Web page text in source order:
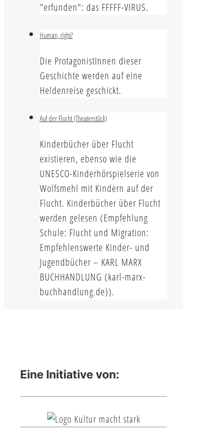
"erfunden": das FFFFF-VIRUS.
Human, right?
Die ProtagonistInnen dieser
Geschichte werden auf eine
Heldenreise geschickt.
Auf der Flucht (Theaterstück)
Kinderbücher über Flucht
existieren, ebenso wie die
UNESCO-Kinderhörspielserie von
Wolfsmehl mit Kindern auf der
Flucht. Kinderbücher über Flucht
werden gelesen (Empfehlung
Schule: Flucht und Migration:
Empfehlenswerte Kinder- und
Jugendbücher – KARL MARX
BUCHHANDLUNG (karl-marx-
buchhandlung.de)).
Eine Initiative von: